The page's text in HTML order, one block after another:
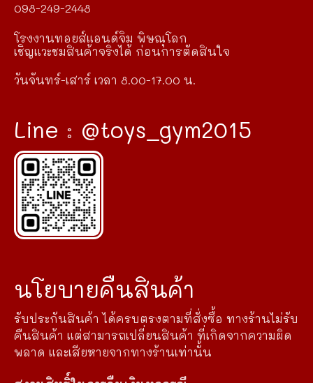
098-249-2448
โรงงานทอยส์แอนด์จิม พิษณุโลก
เชิญแวะชมสินค้าจริงได้ ก่อนการตัดสินใจ
วันจันทร์-เสาร์ เวลา 8.00-17.00 น.
Line : @toys_gym2015
นโยบายคืนสินค้า
รับประกันสินค้า ได้ครบตรงตามที่สั่งซื้อ ทางร้านไม่รับ
คืนสินค้า แต่สามารถเปลี่ยนสินค้า ที่เกิดจากความผิด
พลาด และเสียหายจากทางร้านเท่านั้น